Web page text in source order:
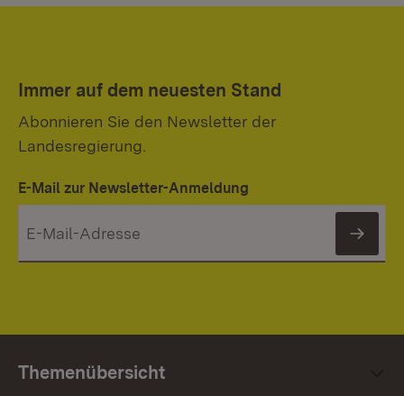
Immer auf dem neuesten Stand
Abonnieren Sie den Newsletter der
Landesregierung.
E-Mail zur Newsletter-Anmeldung
Themenübersicht